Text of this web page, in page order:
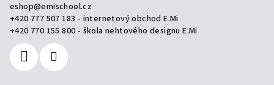
eshop@emischool.cz
+420 777 507 183 - internetový obchod E.Mi
+420 770 155 800 - škola nehtového designu E.Mi